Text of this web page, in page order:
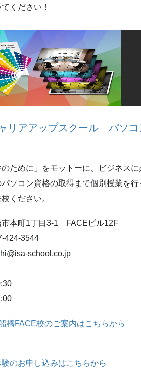
ください！
リアアップスクール パソコ
のために」をモットーに、ビジネス
ソコン資格の取得まで個別授業を行
ください。
市本町1丁目3-1 FACEビル12F
424-3544
school.co.jp
橋FACE校のご案内はこちらから
のお申し込みはこちらから